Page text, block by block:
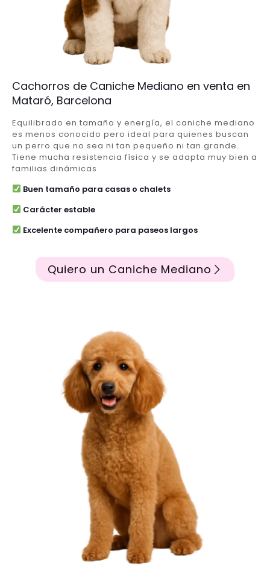
Cachorros de Caniche Mediano en venta en
Mataró, Barcelona
Equilibrado en tamaño y energía, el caniche mediano
es menos conocido pero ideal para quienes buscan
un perro que no sea ni tan pequeño ni tan grande.
Tiene mucha resistencia física y se adapta muy bien a
familias dinámicas.
Buen tamaño para casas o chalets
Carácter estable
Excelente compañero para paseos largos
Quiero un Caniche Mediano